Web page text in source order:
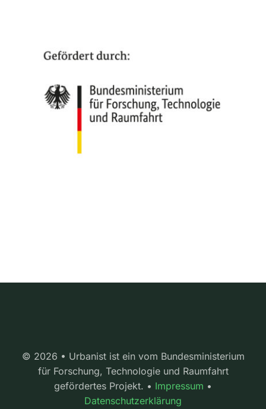
© 2026 • Urbanist ist ein vom Bundesministerium
für Forschung, Technologie und Raumfahrt
gefördertes Projekt. • Impressum •
Datenschutzerklärung